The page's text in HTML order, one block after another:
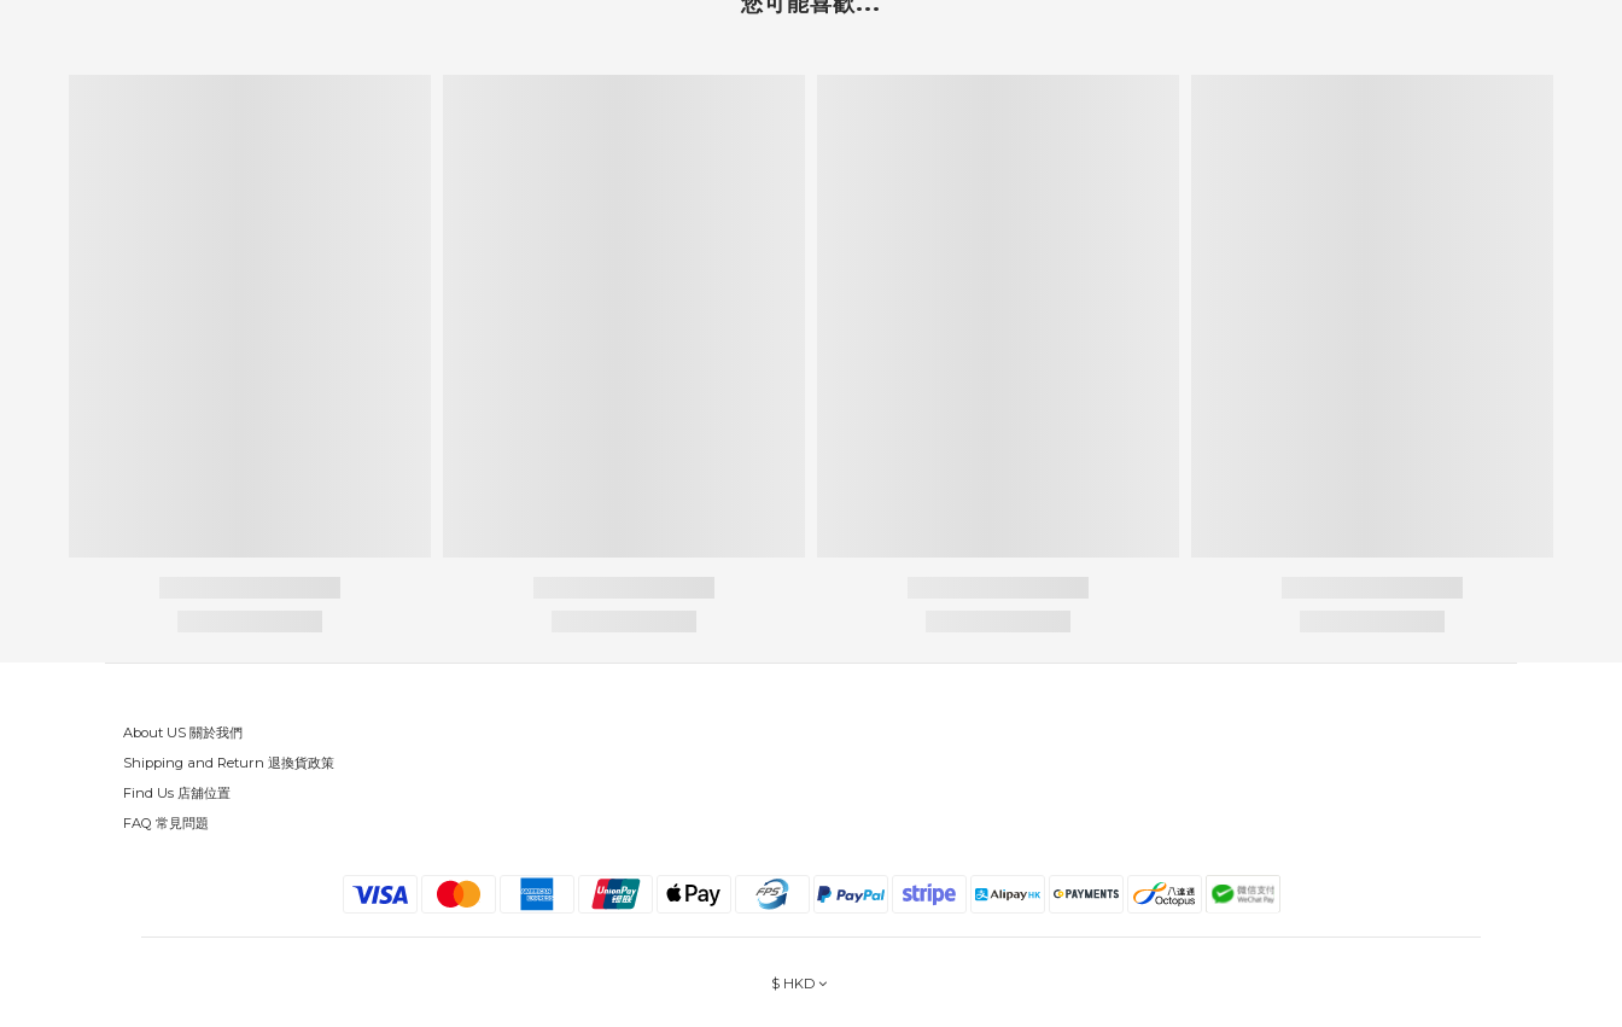
About US 關於我們
Shipping and Return 退換貨政策
Find Us 店舖位置
FAQ 常見問題
$ HKD